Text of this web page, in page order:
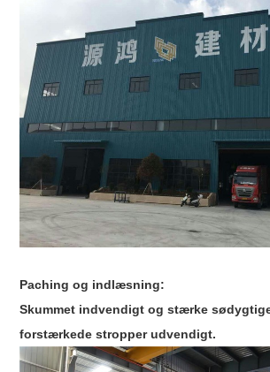
Paching og indlæsning:
Skummet indvendigt og stærke
forstærkede stropper udvendigt.